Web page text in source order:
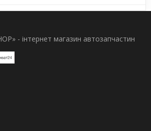
- інтернет магазин автозапчастин